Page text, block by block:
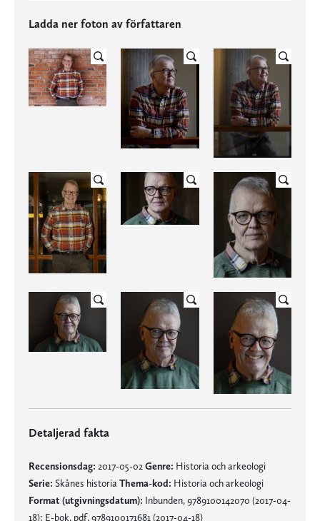
Ladda ner foton av författaren
Detaljerad fakta
Recensionsdag: 2017-05-02 Genre: Historia och arkeologi
Serie: Skånes historia Thema-kod: Historia och arkeologi
Format (utgivningsdatum): Inbunden, 9789100142070 (2017-04-
18); E-bok, pdf, 9789100171681 (2017-04-18)